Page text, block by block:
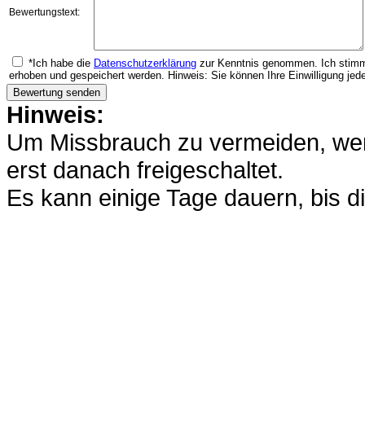
Bewertungstext:
*Ich habe die Datenschutzerklärung zur Kenntnis genommen. Ich
erhoben und gespeichert werden. Hinweis: Sie können Ihre Einwilligung
Hinweis:
Um Missbrauch zu vermeiden,
erst danach freigeschaltet.
Es kann einige Tage dauern, bis